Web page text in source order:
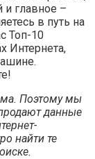
главное –
в путь на
Топ-10
Интернета,
Поэтому мы
данные
найти те